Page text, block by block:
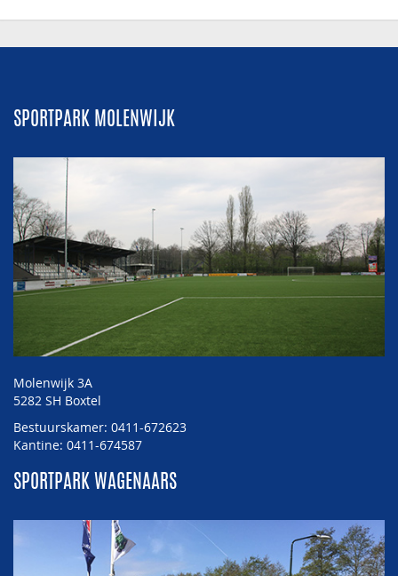
SPORTPARK MOLENWIJK
Molenwijk 3A
5282 SH Boxtel
Bestuurskamer: 0411-672623
Kantine: 0411-674587
SPORTPARK WAGENAARS